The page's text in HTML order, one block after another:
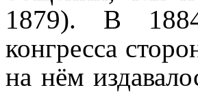
1879). В
конгресса
на нём